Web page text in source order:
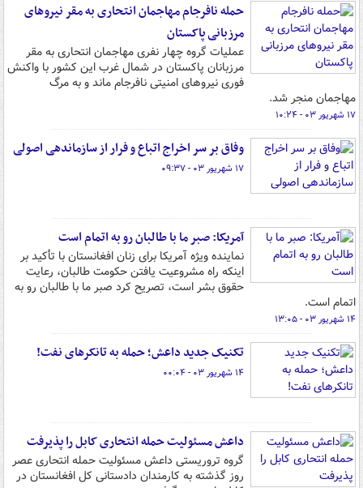
حمله نافرجام مهاجمان انتحاری به مقر نیروهای
مرزبانی پاکستان
عملیات گروه چهار نفری مهاجمان انتحاری به مقر
مرزبانان پاکستان در شمال غرب این کشور با واکنش
فوری نیروهای امنیتی نافرجام ماند و به مرگ
مهاجمان منجر شد.
۱۷ شهریور ۰۳ - ۱۰:۲۴
وفاق بر سر اخراج اتباع و فرار از سازماندهی اصولی
۱۷ شهریور ۰۳ - ۰۹:۳۷
آمریکا: صبر ما با طالبان رو به اتمام است
نماینده ویژه آمریکا برای زنان افغانستان با تأکید بر
اینکه راه مشروعیت یافتن حکومت طالبان، رعایت
حقوق بشر است، تصریح کرد صبر ما با طالبان رو به
اتمام است.
۱۴ شهریور ۰۳ - ۱۳:۰۵
تکنیک جدید داعش؛ حمله به تانکرهای نفت!
۱۴ شهریور ۰۳ - ۰۰:۰۴
داعش مسئولیت حمله انتحاری کابل را پذیرفت
گروه تروریستی داعش مسئولیت حمله انتحاری عصر
روز گذشته به کارمندان دادستانی کل افغانستان در